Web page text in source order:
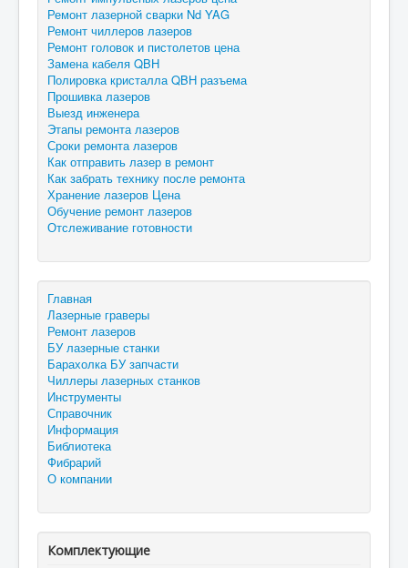
Ремонт лазерной сварки Nd YAG
Ремонт чиллеров лазеров
Ремонт головок и пистолетов цена
Замена кабеля QBH
Полировка кристалла QBH разъема
Прошивка лазеров
Выезд инженера
Этапы ремонта лазеров
Сроки ремонта лазеров
Как отправить лазер в ремонт
Как забрать технику после ремонта
Хранение лазеров Цена
Обучение ремонт лазеров
Отслеживание готовности
Главная
Лазерные граверы
Ремонт лазеров
БУ лазерные станки
Барахолка БУ запчасти
Чиллеры лазерных станков
Инструменты
Справочник
Информация
Библиотека
Фибрарий
О компании
Комплектующие